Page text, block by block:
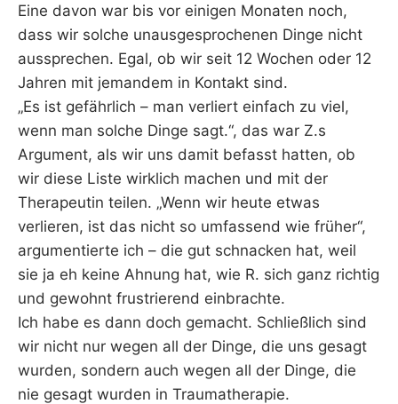
Eine davon war bis vor einigen Monaten noch,
dass wir solche unausgesprochenen Dinge nicht
aussprechen. Egal, ob wir seit 12 Wochen oder 12
Jahren mit jemandem in Kontakt sind.
„Es ist gefährlich – man verliert einfach zu viel,
wenn man solche Dinge sagt.“, das war Z.s
Argument, als wir uns damit befasst hatten, ob
wir diese Liste wirklich machen und mit der
Therapeutin teilen. „Wenn wir heute etwas
verlieren, ist das nicht so umfassend wie früher“,
argumentierte ich – die gut schnacken hat, weil
sie ja eh keine Ahnung hat, wie R. sich ganz richtig
und gewohnt frustrierend einbrachte.
Ich habe es dann doch gemacht. Schließlich sind
wir nicht nur wegen all der Dinge, die uns gesagt
wurden, sondern auch wegen all der Dinge, die
nie gesagt wurden in Traumatherapie.